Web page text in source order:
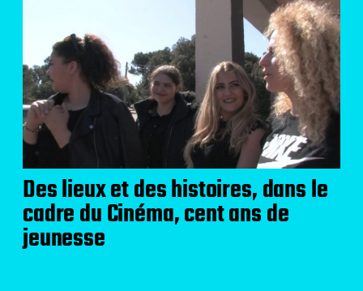
Des lieux et des histoires, dans le
cadre du Cinéma, cent ans de
jeunesse